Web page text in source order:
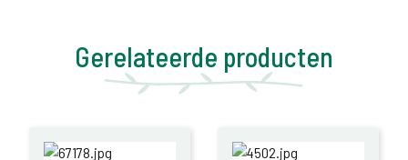
Gerelateerde producten